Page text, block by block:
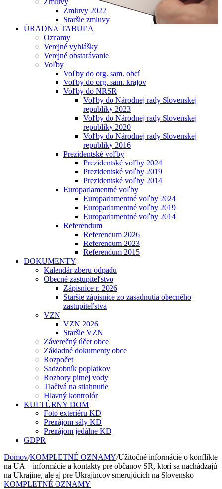
Zmluvy
Zmluvy 2022
Staršie zmluvy
ÚRADNÁ TABUĽA
Oznamy
Verejné vyhlášky
Verejné obstarávanie
Voľby
Voľby do org. sam. obcí
Voľby do org. sam. krajov
Voľby do NRSR
Voľby do Národnej rady Slovenskej
republiky 2023
Voľby do Národnej rady Slovenskej
republiky 2020
Voľby do Národnej rady Slovenskej
republiky 2016
Prezidentské voľby
Prezidentské voľby 2024
Prezidentské voľby 2019
Prezidentské voľby 2014
Europarlamentné voľby
Europarlamentné voľby 2024
Europarlamentné voľby 2019
Europarlamentné voľby 2014
Referendum
Referendum 2026
Referendum 2023
Referendum 2015
DOKUMENTY
Kalendár zberu odpadu
Obecné zastupiteľstvo
Zápisnice r. 2026
Staršie zápisnice zo zasadnutia obecného
zastupiteľstva
VZN
VZN 2026
Staršie VZN
Záverečný účet obce
Základné dokumenty obce
Rozpočet
Sadzobník poplatkov
Rozbory pitnej vody
Tlačivá na stiahnutie
Hlavný kontrolór
KULTÚRNY DOM
Foto exteriéru KD
Prenájom sály KD
Prenájom jedálne KD
GDPR
Domov/KOMPLETNÉ OZNAMY/Užitočné informácie o konflikte
na UA – informácie a kontakty pre občanov SR, ktorí sa nachádzajú
na Ukrajine, ale aj pre Ukrajincov smerujúcich na Slovensko
KOMPLETNÉ OZNAMY